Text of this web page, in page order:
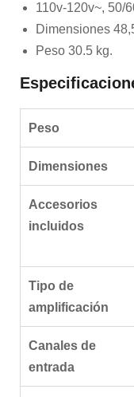
110v-120v~, 50/
Dimensiones
Peso 30.5 kg.
Peso
Dimensiones
Accesorios
incluidos
Tipo de
amplificación
Canales de
entrada